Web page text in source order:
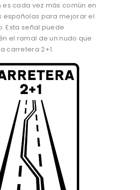
cada vez más común en
españolas para mejorar el
Esta señal puede
el ramal de un nudo que
carretera 2+1.